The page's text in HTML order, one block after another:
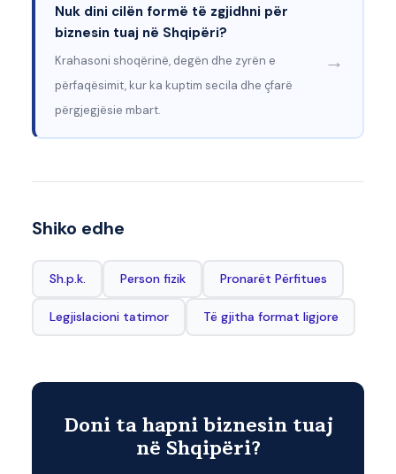
Nuk dini cilën formë të zgjidhni për
biznesin tuaj në Shqipëri?
Krahasoni shoqërinë, degën dhe zyrën e
përfaqësimit, kur ka kuptim secila dhe çfarë
përgjegjësie mbart.
→
Shiko edhe
Sh.p.k. Person fizik Pronarët Përfitues
Legjislacioni tatimor Të gjitha format ligjore
Doni ta hapni biznesin tuaj
në Shqipëri?